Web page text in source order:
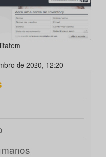
de 2020, 12:20